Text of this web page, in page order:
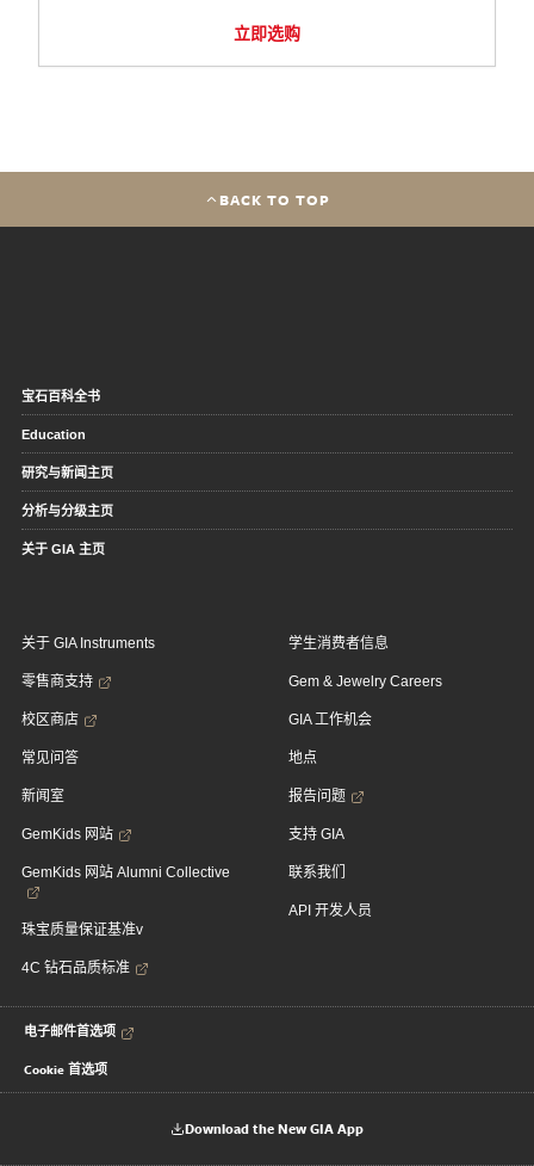
立即选购
BACK TO TOP
宝石百科全书
Education
研究与新闻主页
分析与分级主页
关于 GIA 主页
关于 GIA Instruments
零售商支持
校区商店
常见问答
新闻室
GemKids 网站
GemKids 网站 Alumni Collective
珠宝质量保证基准v
4C 钻石品质标准
学生消费者信息
Gem & Jewelry Careers
GIA 工作机会
地点
报告问题
支持 GIA
联系我们
API 开发人员
电子邮件首选项
Cookie 首选项
Download the New GIA App